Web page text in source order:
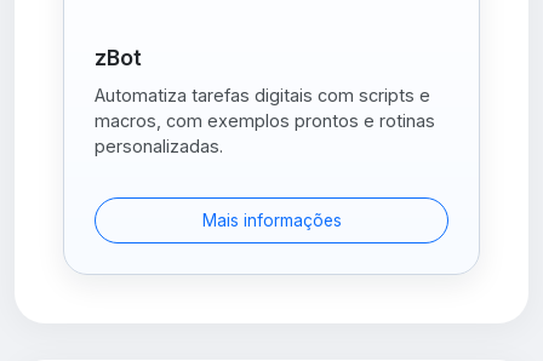
zBot
Automatiza tarefas digitais com scripts e
macros, com exemplos prontos e rotinas
personalizadas.
Mais informações